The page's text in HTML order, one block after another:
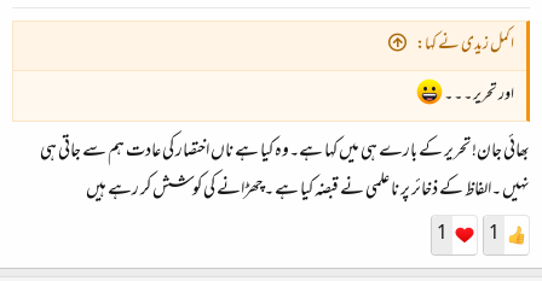
اکمل زیدی نے کہا:
اور تحریر ۔ ۔ ۔
بھائی جان! تحریر کے بارے ہی میں کہا ہے۔وہ کیا ہے ناں اختصار کی عادت ہم سے جاتی ہی
نہیں ۔الفاظ کے ذخائر پر نا علمی نے قبضہ کیا ہے ۔چھڑانے کی کوشش کر رہے ہیں
1
1